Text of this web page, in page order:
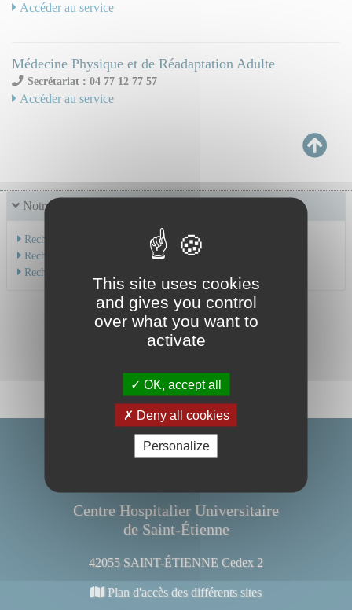
Notre offre de soins
Recherche par service
Recherche par spécialité
Recherche par médecin
Accéder au service
Médecine Physique et de Réadaptation Adulte
Secrétariat : 04 77 12 77 57
Accéder au service
Centre Hospitalier Universitaire
de Saint-Étienne
42055 SAINT-ÉTIENNE Cedex 2
Plan d'accès des différents sites
This site uses cookies
and gives you control
over what you want to
activate
OK, accept all
Deny all cookies
Personalize